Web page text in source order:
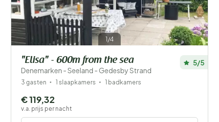
1/4
"Elisa" - 600m from the sea
Denemarken - Seeland - Gedesby Strand
5/5
3 gasten 1 slaapkamers 1 badkamers
€ 119,32
v.a. prijs per nacht